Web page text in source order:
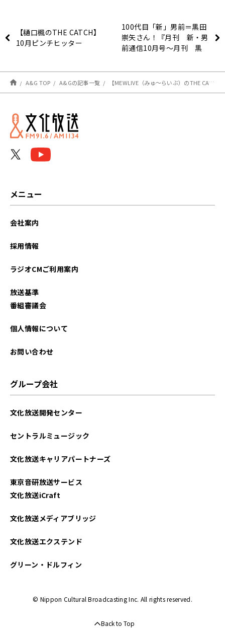
【樋口楓のTHE CATCH】
10月ピンチヒッター
100代目「新」男前＝黒田
崇矢さん！『月刊 新・男
前通信10月号～月刊 黒
A&G TOP A&Gの記事一覧 【MEWLIVE（みゅ～らいぶ）のTHE CATCH】（金）ピンチヒッター
メニュー
会社案内
採用情報
ラジオCMご利用案内
放送基準
番組審議会
個人情報について
お問い合わせ
グループ会社
文化放送開発センター
セントラルミュージック
文化放送キャリアパートナーズ
東京音研放送サービス
文化放送iCraft
文化放送メディアブリッジ
文化放送エクステンド
グリーン・ドルフィン
© Nippon Cultural Broadcasting Inc. All rights reserved.
Back to Top